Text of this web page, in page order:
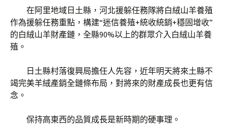
在阿里地域日土縣，河北援躲任務隊將白絨山羊養殖
作為援躲任務重點，構建“迷信養殖+統收統銷+穩固增收”
的白絨山羊財產鏈，全縣90%以上的群眾介入白絨山羊養
殖。
日土縣村落復興局擔任人先容，近年明天將來土縣不
竭完美羊絨產銷全鏈條布局，對將來的財產成長也更有信
念。
保持高東西的品質成長是新時期的硬事理。